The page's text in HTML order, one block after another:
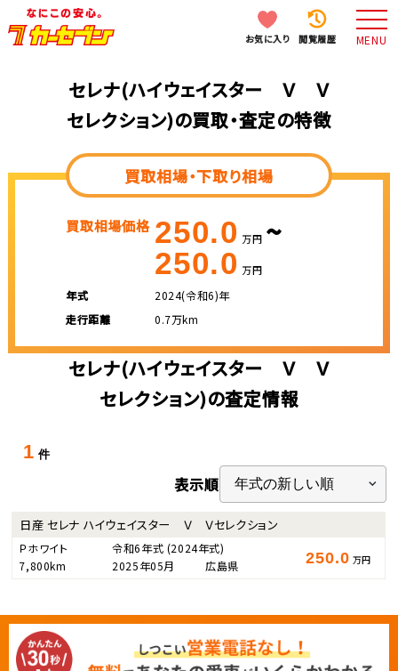
お気に入り 閲覧履歴 MENU
セレナ(ハイウェイスター Ｖ Ｖ
セレクション)の買取・査定の特徴
買取相場・下取り相場
買取相場価格 250.0 万円 ~
250.0 万円
年式
2024(令和6)年
走行距離
0.7万km
セレナ(ハイウェイスター Ｖ Ｖ
セレクション)の査定情報
1 件
表示順
日産 セレナ ハイウェイスター Ｖ Ｖセレクション
Ｐホワイト 令和6年式 (2024年式)
7,800km
2025年05月 広島県 250.0 万円